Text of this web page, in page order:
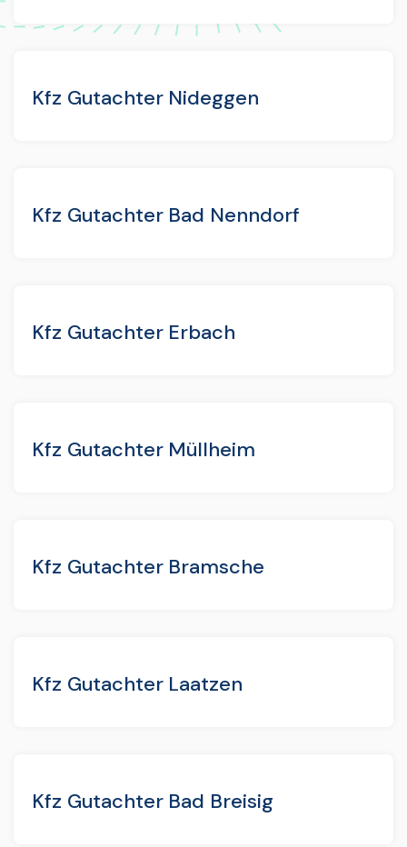
Kfz Gutachter Nideggen
Kfz Gutachter Bad Nenndorf
Kfz Gutachter Erbach
Kfz Gutachter Müllheim
Kfz Gutachter Bramsche
Kfz Gutachter Laatzen
Kfz Gutachter Bad Breisig